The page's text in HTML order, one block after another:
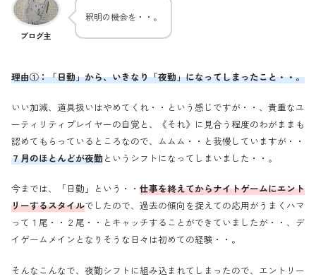
ブログ主
釈明の機会を・・。
理由①：「日勤」から、いきなり「夜勤」になってしまったこと・・。
いい加減、道具扱いはやめてくれ・・という感じですが・・、貴重なユ
ーティリティプレイヤーの自覚と、《それ》に見合う程度のわがままも
認めてもらっているところなので、ムムム・・と我慢していますが・・
７月のほとんどが夜勤というシフトになってしまいました・・。
今までは、「日勤」という・・ 仕事を終えてからナイトゲームにエント
リーするスタイルでしたので、過去の傾向を捉えての応用がうまくハマ
って１尾・・２尾・・とキャッチすることができていましたが・・、デ
イゲームメインとなりそうな日々は初めての経験・・。
そんなこんなで、夜勤シフトに組み込まれてしまったので、エントリー